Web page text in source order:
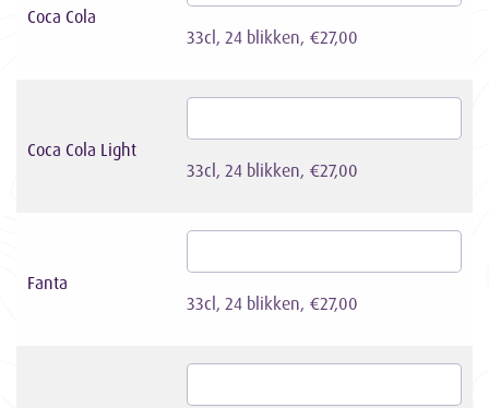
Coca Cola
33cl, 24 blikken, €27,00
Coca Cola Light
33cl, 24 blikken, €27,00
Fanta
33cl, 24 blikken, €27,00